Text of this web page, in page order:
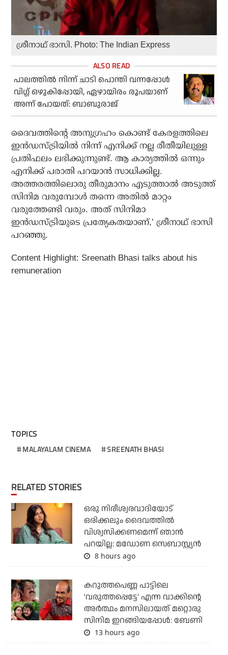
ശ്രീനാഥ് ഭാസി. Photo: The Indian Express
പാലത്തില്‍ നിന്ന് ചാടി പൊന്തി വന്നപ്പോള്‍
വിഗ്ഗ് ഒഴുകിപ്പോയി, ഏഴായിരം രൂപയാണ്
അന്ന് പോയത്: ബാബുരാജ്
ദൈവത്തിന്റെ അനുഗ്രഹം കൊണ്ട് കേരളത്തിലെ
ഇന്‍ഡസ്ട്രിയില്‍ നിന്ന് എനിക്ക് നല്ല രീതീയിലുള്ള
പ്രതിഫലം ലഭിക്കുന്നുണ്ട്. ആ കാര്യത്തില്‍ ഒന്നും
എനിക്ക് പരാതി പറയാന്‍ സാധിക്കില്ല.
അത്തരത്തിലൊരു തീരുമാനം എടുത്താല്‍ അടുത്ത്
സിനിമ വരുമ്പോള്‍ തന്നെ അതില്‍ മാറ്റം
വരുത്തേണ്ടി വരും. അത് സിനിമാ
ഇന്‍ഡസ്ട്രിയുടെ പ്രത്യേകതയാണ്,’ ശ്രീനാഥ് ഭാസി
പറഞ്ഞു.
Content Highlight: Sreenath Bhasi talks about his
remuneration
TOPICS
MALAYALAM CINEMA SREENATH BHASI
RELATED STORIES
ഒരു നിരീശ്വരവാദിയോട്
ഒരിക്കലും ദൈവത്തിൽ
വിശ്വസിക്കണമെന്ന് ഞാൻ
പറയില്ല: മഡോണ സെബാസ്റ്റ്യൻ
8 hours ago
കറുത്തപെണ്ണ പാട്ടിലെ
'വരുത്തപ്പെട്ടേ' എന്ന വാക്കിന്റെ
അർത്ഥം മനസിലായത് മറ്റൊരു
സിനിമ ഇറങ്ങിയപ്പോൾ: ബേണി
13 hours ago